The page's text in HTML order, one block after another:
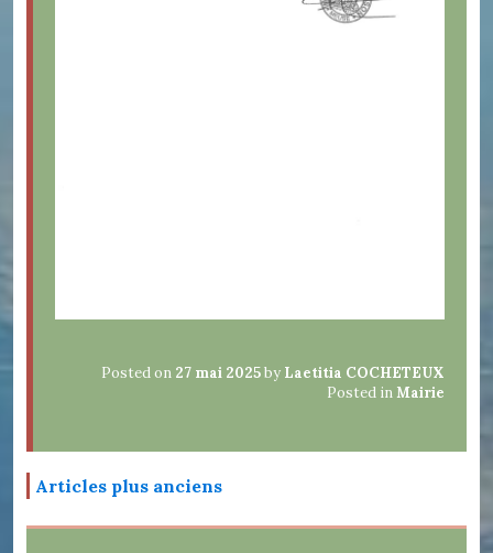
Posted on 27 mai 2025by Laetitia COCHETEUX
Posted in Mairie
Navigation
des
Articles plus anciens